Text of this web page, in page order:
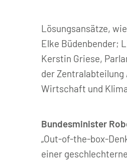
Lösungsansätze,
Elke Büdenbender;
Kerstin Griese,
der
Wirtschaft und
Bundesminister
„Out-of-the-box-
einer